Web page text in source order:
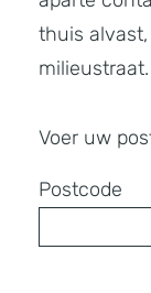
thuis
milieustraat.
Voer uw
Postcode